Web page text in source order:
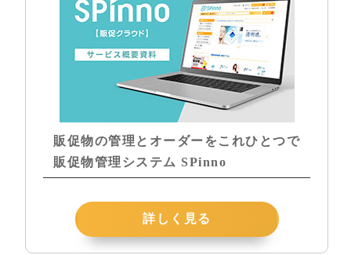
販促物の管理とオーダーをこれひとつで
販促物管理システム SPinno
詳しく見る